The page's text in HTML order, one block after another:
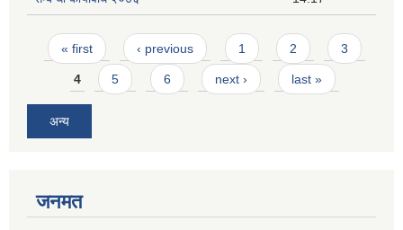
Pages
« first ‹ previous 1 2 3
4 5 6 next › last »
अन्य
जनमत